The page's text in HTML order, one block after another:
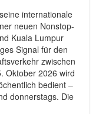
internationale
neuen Nonstop-
Kuala Lumpur
Signal für den
zwischen
Oktober 2026 wird
bedient –
donnerstags. Die